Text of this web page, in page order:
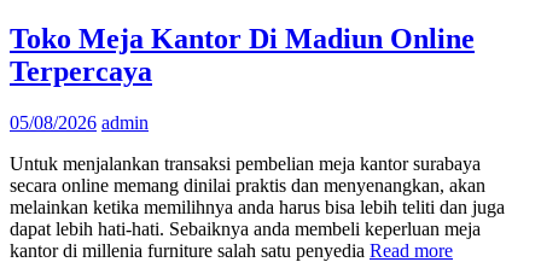
Toko Meja Kantor Di Madiun Online
Terpercaya
05/08/2026 admin
Untuk menjalankan transaksi pembelian meja kantor surabaya
secara online memang dinilai praktis dan menyenangkan, akan
melainkan ketika memilihnya anda harus bisa lebih teliti dan juga
dapat lebih hati-hati. Sebaiknya anda membeli keperluan meja
kantor di millenia furniture salah satu penyedia Read more